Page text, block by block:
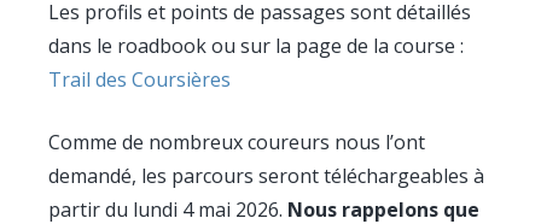
Les profils et points de passages sont détaillés
dans le roadbook ou sur la page de la course :
Trail des Coursières
Comme de nombreux coureurs nous l’ont
demandé, les parcours seront téléchargeables à
partir du lundi 4 mai 2026. Nous rappelons que